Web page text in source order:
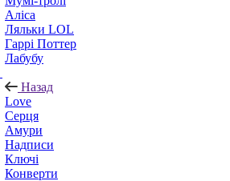
Аліса
Ляльки LOL
Гаррі Поттер
Лабубу
Назад
Love
Серця
Амури
Надписи
Ключі
Конверти